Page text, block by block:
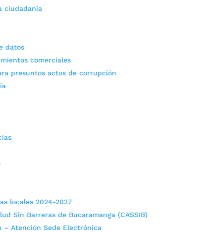
ciudadanía
datos
comerciales
presuntos actos de corrupción
locales 2024-2027
Sin Barreras de Bucaramanga (CASSIB)
– Atención Sede Electrónica